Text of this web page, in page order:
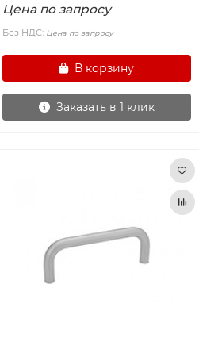
Цена по запросу
Без НДС: Цена по запросу
В корзину
Заказать в 1 клик